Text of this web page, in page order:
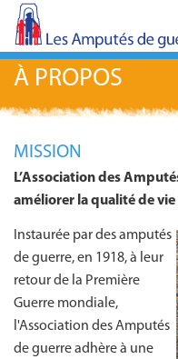
À PROPOS
MISSION
L’Association des
améliorer la qualité de
Instaurée par des amputés
de guerre, en 1918, à leur
retour de la Première
Guerre mondiale,
l'Association des Amputés
de guerre adhère à une